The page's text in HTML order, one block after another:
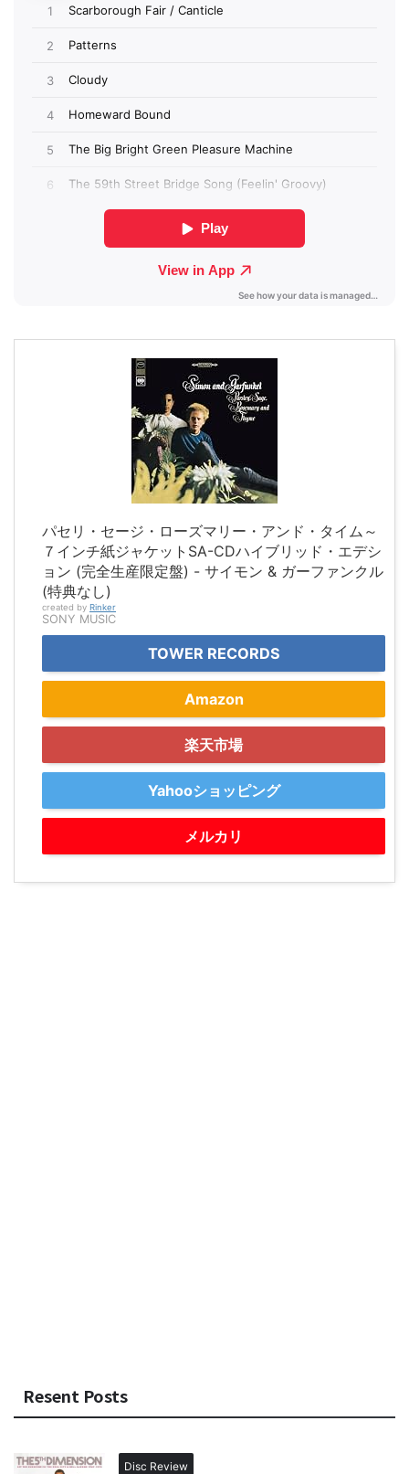
パセリ・セージ・ローズマリー・アンド・タイム～
７インチ紙ジャケットSA-CDハイブリッド・エデシ
ョン (完全生産限定盤) - サイモン & ガーファンクル
(特典なし)
created by Rinker
SONY MUSIC
TOWER RECORDS
Amazon
楽天市場
Yahooショッピング
メルカリ
Resent Posts
Disc Review